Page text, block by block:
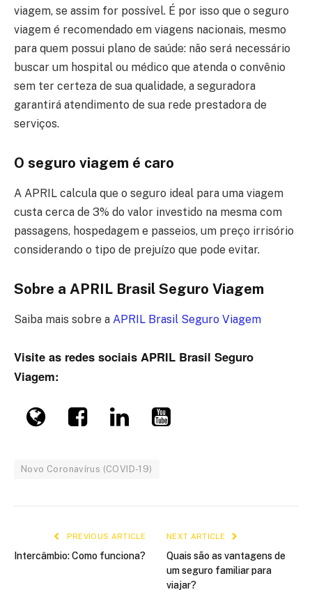
viagem, se assim for possível. É por isso que o seguro
viagem é recomendado em viagens nacionais, mesmo
para quem possui plano de saúde: não será necessário
buscar um hospital ou médico que atenda o convênio
sem ter certeza de sua qualidade, a seguradora
garantirá atendimento de sua rede prestadora de
serviços.
O seguro viagem é caro
A APRIL calcula que o seguro ideal para uma viagem
custa cerca de 3% do valor investido na mesma com
passagens, hospedagem e passeios, um preço irrisório
considerando o tipo de prejuízo que pode evitar.
Sobre a APRIL Brasil Seguro Viagem
Saiba mais sobre a APRIL Brasil Seguro Viagem
Visite as redes sociais APRIL Brasil Seguro
Viagem:
Novo Coronavírus (COVID-19)
PREVIOUS ARTICLE
Intercâmbio: Como funciona?
NEXT ARTICLE
Quais são as vantagens de
um seguro familiar para
viajar?